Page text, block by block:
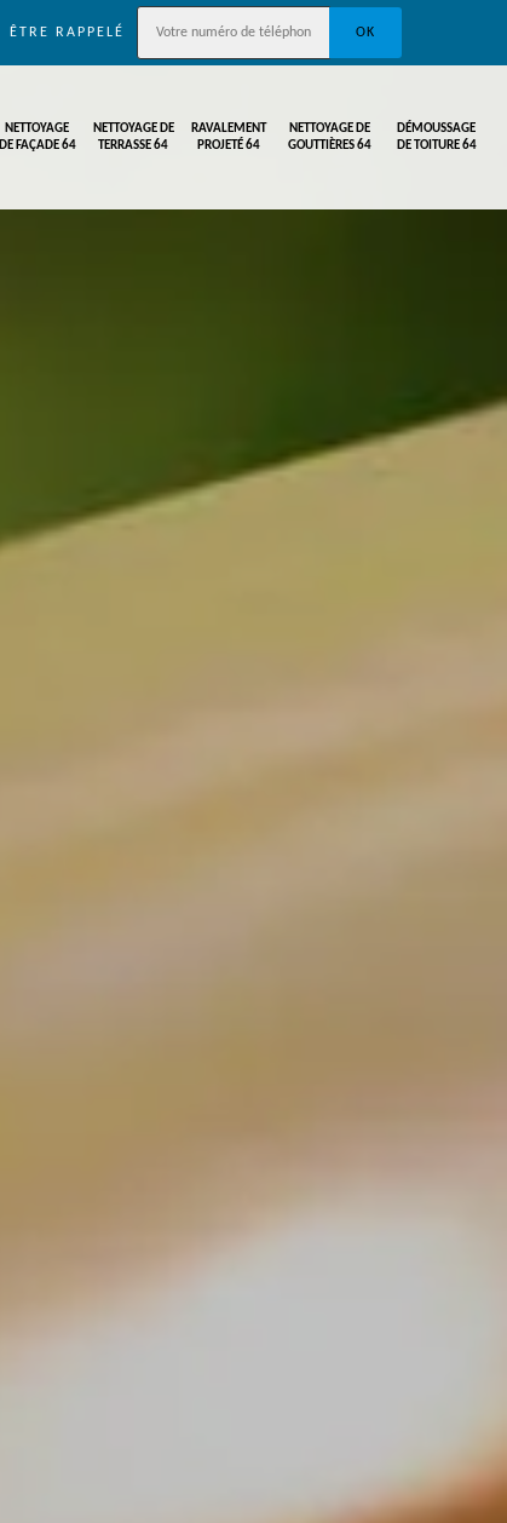
ÊTRE RAPPELÉ
NETTOYAGE
DE FAÇADE 64
NETTOYAGE DE
TERRASSE 64
RAVALEMENT
PROJETÉ 64
NETTOYAGE DE
GOUTTIÈRES 64
DÉMOUSSAGE
DE TOITURE 64